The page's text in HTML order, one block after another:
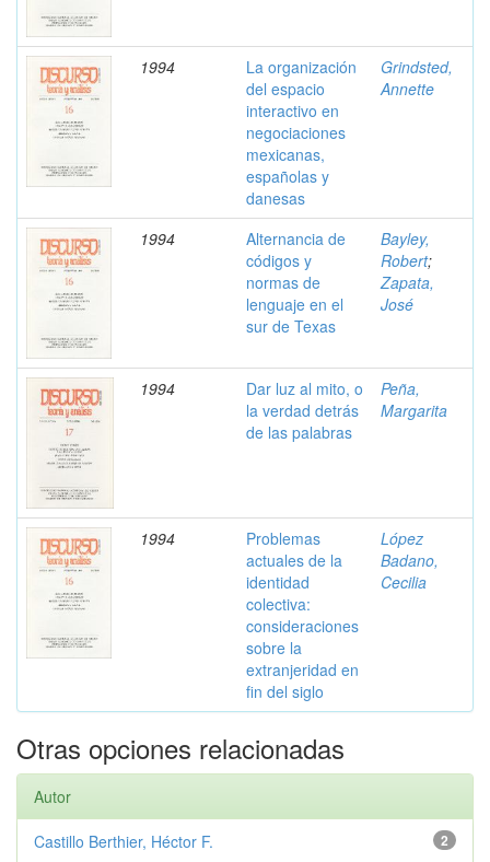
1994
La organización
del espacio
interactivo en
negociaciones
mexicanas,
españolas y
danesas
Grindsted,
Annette
1994
Alternancia de
códigos y
normas de
lenguaje en el
sur de Texas
Bayley,
Robert;
Zapata,
José
1994
Dar luz al mito, o
la verdad detrás
de las palabras
Peña,
Margarita
1994
Problemas
actuales de la
identidad
colectiva:
consideraciones
sobre la
extranjeridad en
fin del siglo
López
Badano,
Cecilia
Otras opciones relacionadas
Autor
2
Castillo Berthier, Héctor F.